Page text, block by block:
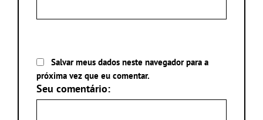
Salvar meus dados neste navegador para a
próxima vez que eu comentar.
Seu comentário: